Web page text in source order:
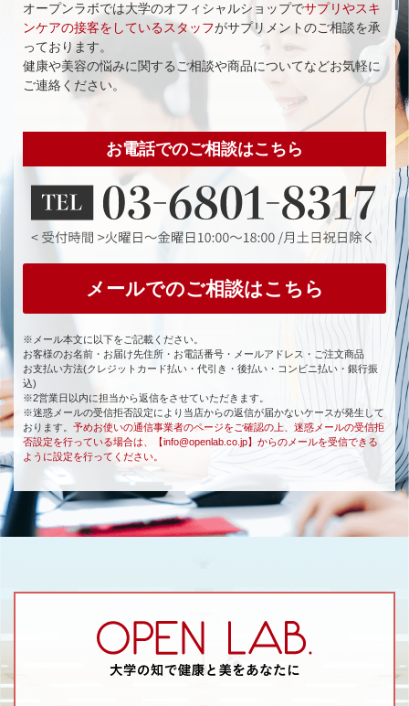
オープンラボでは大学のオフィシャルショップでサプリやスキ
ンケアの接客をしているスタッフがサプリメントのご相談を承
っております。
健康や美容の悩みに関するご相談や商品についてなどお気軽に
ご連絡ください。
お電話でのご相談はこちら
メールでのご相談はこちら
※メール本文に以下をご記載ください。
お客様のお名前・お届け先住所・お電話番号・メールアドレス・ご注文商品
お支払い方法(クレジットカード払い・代引き・後払い・コンビニ払い・銀行振
込)
※2営業日以内に担当から返信をさせていただきます。
※迷惑メールの受信拒否設定により当店からの返信が届かないケースが発生して
おります。 予めお使いの通信事業者のページをご確認の上、迷惑メールの受信拒
否設定を行っている場合は、【info@openlab.co.jp】からのメールを受信できる
ように設定を行ってください。